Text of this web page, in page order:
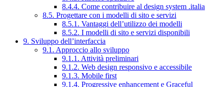
8.4.4. Come contribuire al design system .italia
8.5. Progettare con i modelli di sito e servizi
8.5.1. Vantaggi dell’utilizzo dei modelli
8.5.2. I modelli di sito e servizi disponibili
9. Sviluppo dell’interfaccia
9.1. Approccio allo sviluppo
9.1.1. Attività preliminari
9.1.2. Web design responsivo e accessibile
9.1.3. Mobile first
9.1.4. Progressive enhancement e Graceful